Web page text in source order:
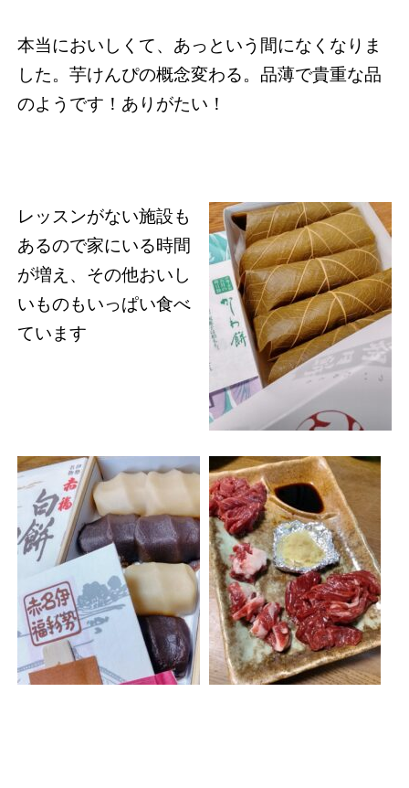
本当においしくて、あっという間になくなりま
した。芋けんぴの概念変わる。品薄で貴重な品
のようです！ありがたい！
レッスンがない施設も
あるので家にいる時間
が増え、その他おいし
いものもいっぱい食べ
ています